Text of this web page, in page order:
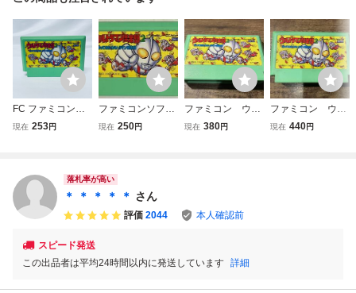
FC ファミコンソ
フト ウルトラマン
起動確認済
現在 253円
ファミコンソフト
ウルトラマン倶楽
現在 250円
ファミコン ウル
トラマン倶楽部
現在 380円
ファミコン ウル
トラマン倶楽部
現在 440円
落札率が高い
＊ ＊ ＊ ＊ ＊ さん
評価 2044 本人確認前
スピード発送
この出品者は平均24時間以内に発送しています 詳細